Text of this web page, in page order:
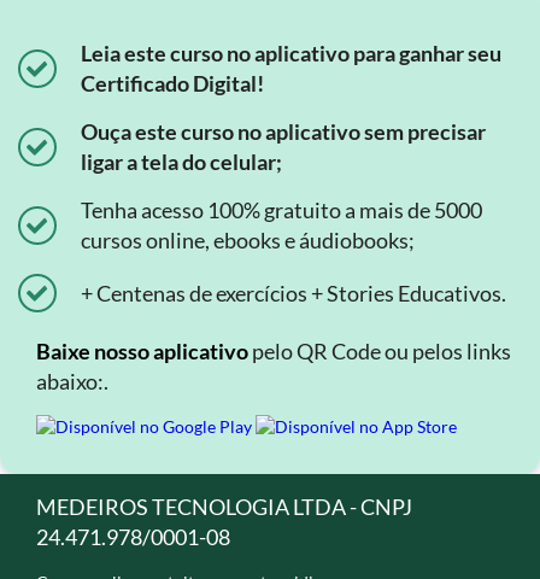
Leia este curso no aplicativo para ganhar seu
Certificado Digital!
Ouça este curso no aplicativo sem precisar
ligar a tela do celular;
Tenha acesso 100% gratuito a mais de 5000
cursos online, ebooks e áudiobooks;
+ Centenas de exercícios + Stories Educativos.
Baixe nosso aplicativopelo QR Code ou pelos links
abaixo:.
MEDEIROS TECNOLOGIA LTDA - CNPJ
24.471.978/0001-08